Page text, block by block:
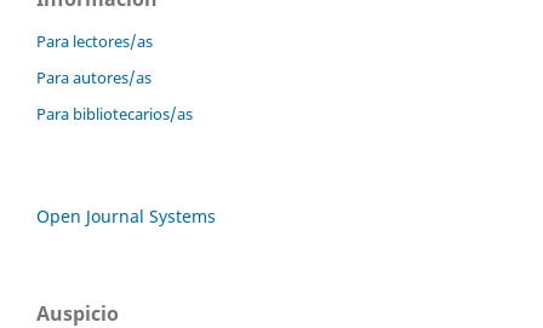
Para lectores/as
Para autores/as
Para bibliotecarios/as
Open Journal Systems
Auspicio